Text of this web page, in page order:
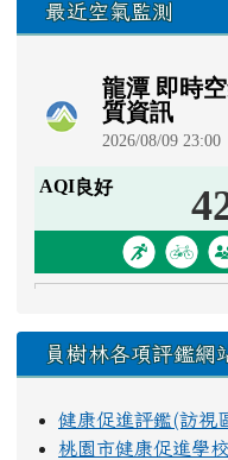
最近空氣監測
員樹林各項評鑑網
健康促進評鑑(訪視
桃園市健康促進學